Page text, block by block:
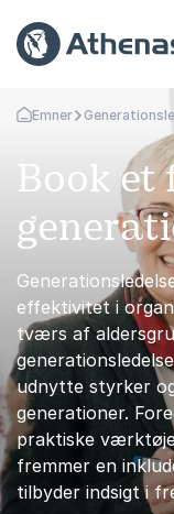
Tilbage til forsiden
Emner
Book et
effektivitet i
tværs af
udnytte styrker
generationer.
praktiske
fremmer en
tilbyder indsigt i